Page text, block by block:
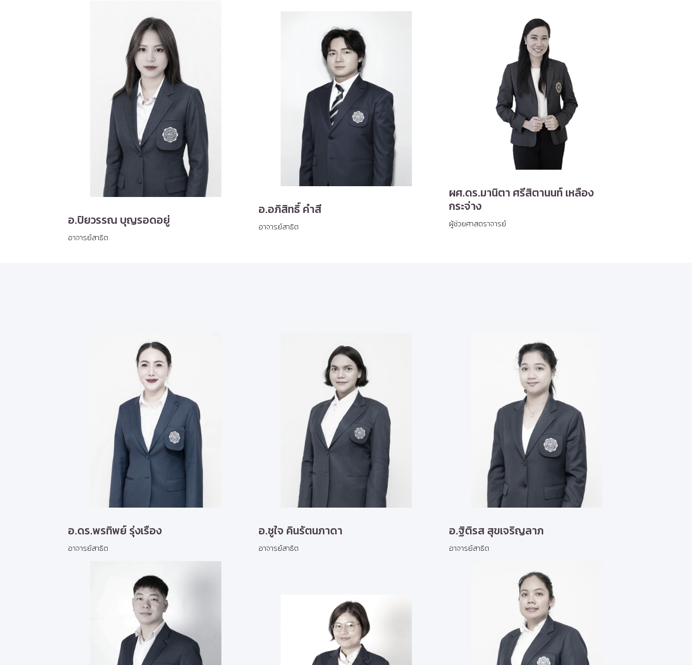
อ.ปิยวรรณ บุญรอดอยู่
อาจารย์สาธิต
อ.อภิสิทธิ์ คำสี
อาจารย์สาธิต
ผศ.ดร.มานิตา ศรีสิตานนท์ เหลือง
กระจ่าง
ผู้ช่วยศาสตราจารย์
อ.ดร.พรทิพย์ รุ่งเรือง
อาจารย์สาธิต
อ.ชูใจ คินรัตนภาดา
อาจารย์สาธิต
อ.ฐิติรส สุขเจริญลาภ
อาจารย์สาธิต